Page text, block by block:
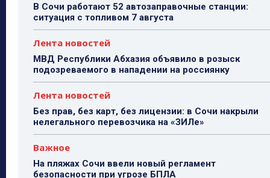
В Сочи работают 52 автозаправочные станции:
ситуация с топливом 7 августа
Лента новостей
МВД Республики Абхазия объявило в розыск
подозреваемого в нападении на россиянку
Лента новостей
Без прав, без карт, без лицензии: в Сочи накрыли
нелегального перевозчика на «ЗИЛе»
Важное
На пляжах Сочи ввели новый регламент
безопасности при угрозе БПЛА